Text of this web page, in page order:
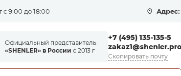
с 9:00 до 18:00 Адрес:
Официальный представитель
«SHENLER» в России с 2013 г
+7 (495) 135-135-5
zakaz1@shenler.pro
Скопировать почту